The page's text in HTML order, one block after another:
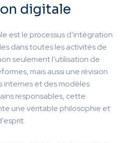
digitale
est le processus d’intégration
dans toutes les activités de
seulement l’utilisation de
mais aussi une révision
internes et des modèles
responsables, cette
une véritable philosophie et